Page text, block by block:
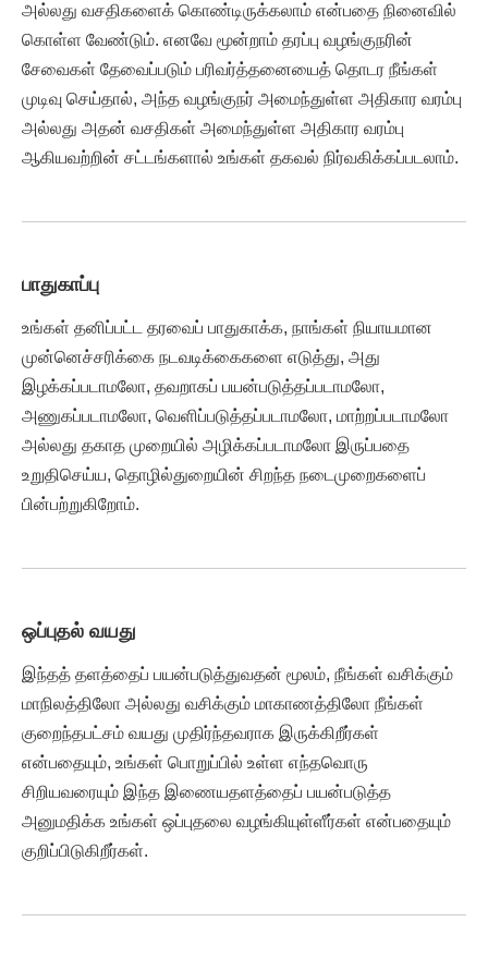
அல்லது வசதிகளைக் கொண்டிருக்கலாம் என்பதை நினைவில்
கொள்ள வேண்டும். எனவே மூன்றாம் தரப்பு வழங்குநரின்
சேவைகள் தேவைப்படும் பரிவர்த்தனையைத் தொடர நீங்கள்
முடிவு செய்தால், அந்த வழங்குநர் அமைந்துள்ள அதிகார வரம்பு
அல்லது அதன் வசதிகள் அமைந்துள்ள அதிகார வரம்பு
ஆகியவற்றின் சட்டங்களால் உங்கள் தகவல் நிர்வகிக்கப்படலாம்.
பாதுகாப்பு
உங்கள் தனிப்பட்ட தரவைப் பாதுகாக்க, நாங்கள் நியாயமான
முன்னெச்சரிக்கை நடவடிக்கைகளை எடுத்து, அது
இழக்கப்படாமலோ, தவறாகப் பயன்படுத்தப்படாமலோ,
அணுகப்படாமலோ, வெளிப்படுத்தப்படாமலோ, மாற்றப்படாமலோ
அல்லது தகாத முறையில் அழிக்கப்படாமலோ இருப்பதை
உறுதிசெய்ய, தொழில்துறையின் சிறந்த நடைமுறைகளைப்
பின்பற்றுகிறோம்.
ஒப்புதல் வயது
இந்தத் தளத்தைப் பயன்படுத்துவதன் மூலம், நீங்கள் வசிக்கும்
மாநிலத்திலோ அல்லது வசிக்கும் மாகாணத்திலோ நீங்கள்
குறைந்தபட்சம் வயது முதிர்ந்தவராக இருக்கிறீர்கள்
என்பதையும், உங்கள் பொறுப்பில் உள்ள எந்தவொரு
சிறியவரையும் இந்த இணையதளத்தைப் பயன்படுத்த
அனுமதிக்க உங்கள் ஒப்புதலை வழங்கியுள்ளீர்கள் என்பதையும்
குறிப்பிடுகிறீர்கள்.